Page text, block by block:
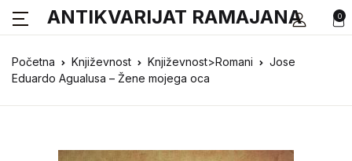
0
ANTIKVARIJAT RAMAJANA
Početna Književnost Književnost>Romani
Jose
Eduardo Agualusa – Žene mojega oca